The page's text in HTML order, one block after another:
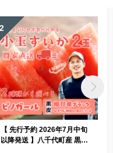
2
【 先行予約 2026年7月中旬
以降発送 】八千代町産 黒皮